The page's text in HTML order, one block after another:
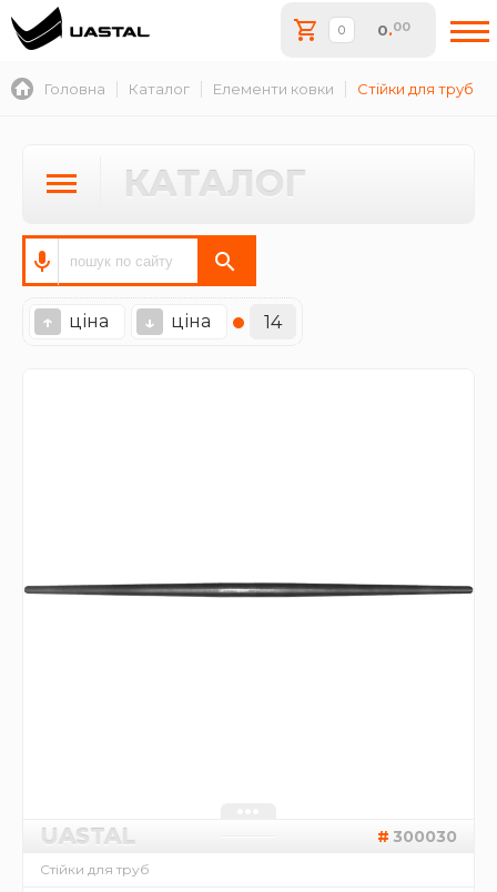
0.00
Головна Каталог Елементи ковки Стійки для труб
КАТАЛОГ
↑ ціна ↓ ціна 14
UASTAL 300030
Стійки для труб